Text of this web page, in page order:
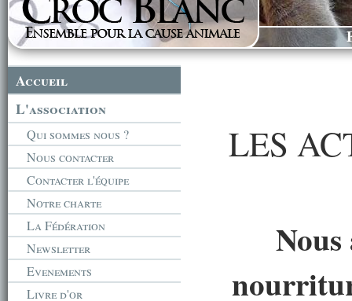
Accueil
L'association
Qui sommes nous ?
Nous contacter
Contacter l'équipe
Notre charte
La Fédération
Newsletter
Evenements
Livre d'or
LES
Nous